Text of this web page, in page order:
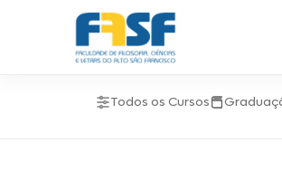
Todos os Cursos